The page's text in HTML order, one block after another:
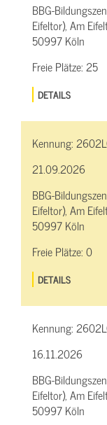
BBG-
Eifeltor), Am
50997 Köln
Freie Plätze:25
DETAILS
Kennung:
21.09.2026
BBG-
Eifeltor), Am
50997 Köln
Freie Plätze:0
DETAILS
Kennung:
16.11.2026
BBG-
Eifeltor), Am
50997 Köln